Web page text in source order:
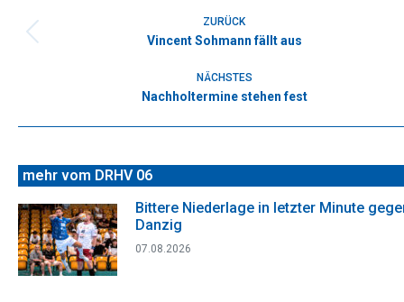
ZURÜCK
Vorheriger
Vincent Sohmann fällt aus
NÄCHSTES
Nächster
Nachholtermine stehen fest
mehr vom DRHV 06
Bittere Niederlage in letzter Minute
Danzig
07.08.2026